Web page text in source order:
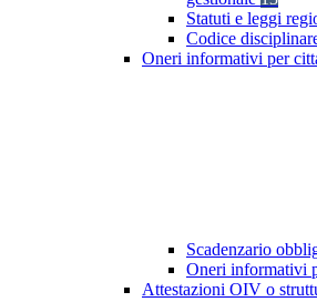
Statuti e leggi
Codice
Oneri informativi per
Scadenzario
Oneri informativi
Attestazioni OIV o